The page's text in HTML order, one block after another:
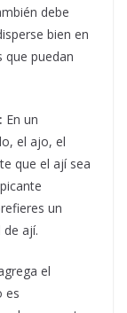
debe
bien en
que puedan
En un
el ajo, el
que el ají sea
un
ají.
el
es